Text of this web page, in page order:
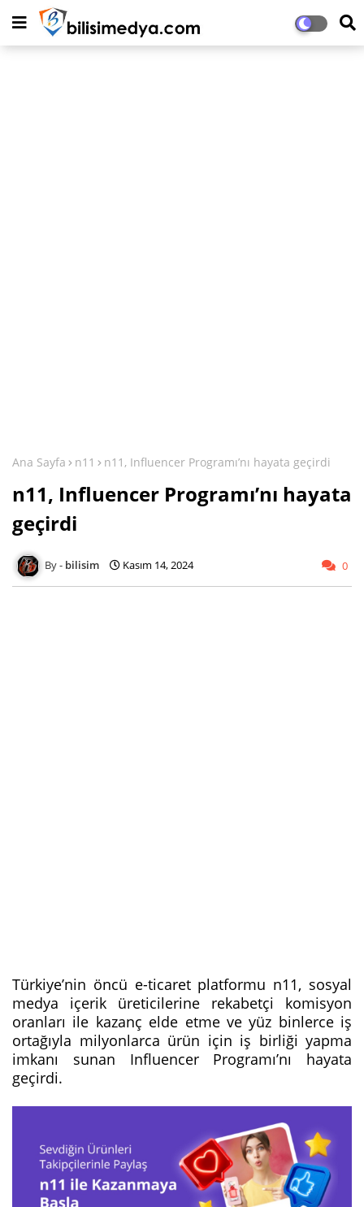
Ana Sayfa n11 n11, Influencer Programı’nı hayata geçirdi
n11, Influencer Programı’nı hayata
geçirdi
bilisim Kasım 14, 2024 0
Türkiye’nin öncü e-ticaret platformu n11, sosyal
medya içerik üreticilerine rekabetçi komisyon
oranları ile kazanç elde etme ve yüz binlerce iş
ortağıyla milyonlarca ürün için iş birliği yapma
imkanı sunan Influencer Programı’nı hayata
geçirdi.